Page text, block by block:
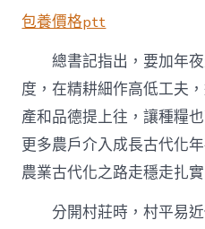
包養價格ptt
總書記指出，要加年
度，在精耕細作高低工夫
產和品德提上往，讓種糧
更多農戶介入成長古代化
農業古代化之路走穩走扎實
分開村莊時，村平易